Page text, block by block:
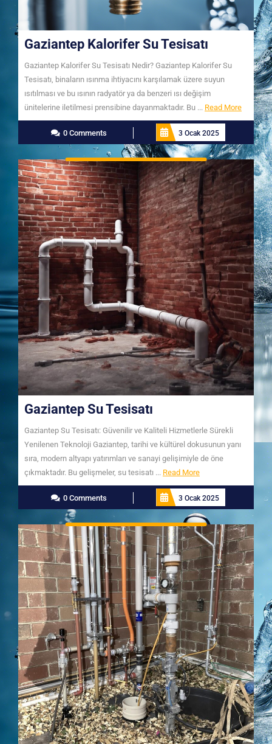
Gaziantep Kalorifer Su Tesisatı
Gaziantep Kalorifer Su Tesisatı Nedir? Gaziantep Kalorifer Su
Tesisatı, binaların ısınma ihtiyacını karşılamak üzere suyun
ısıtılması ve bu ısının radyatör ya da benzeri ısı değişim
ünitelerine iletilmesi prensibine dayanmaktadır. Bu ... Read MoreRead
More
0 Comments
3 Ocak 2025
Gaziantep Su Tesisatı
Gaziantep Su Tesisatı: Güvenilir ve Kaliteli Hizmetlerle Sürekli
Yenilenen Teknoloji Gaziantep, tarihi ve kültürel dokusunun yanı
sıra, modern altyapı yatırımları ve sanayi gelişimiyle de öne
çıkmaktadır. Bu gelişmeler, su tesisatı ... Read MoreRead
More
0 Comments
3 Ocak 2025